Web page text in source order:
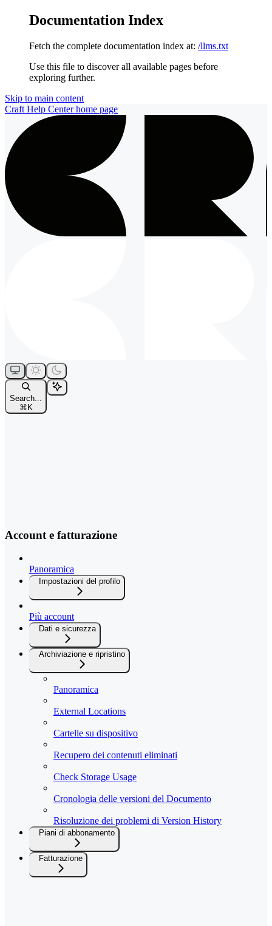
Documentation Index
Fetch the complete documentation index at: /llms.txt
Use this file to discover all available pages before
exploring further.
Skip to main content
Craft Help Centerhome page
Search...
⌘ K
Account e fatturazione
Panoramica
Impostazioni del profilo
Più account
Dati e sicurezza
Archiviazione e ripristino
Panoramica
External Locations
Cartelle su dispositivo
Recupero dei contenuti eliminati
Check Storage Usage
Cronologia delle versioni del Documento
Risoluzione dei problemi di Version History
Piani di abbonamento
Fatturazione